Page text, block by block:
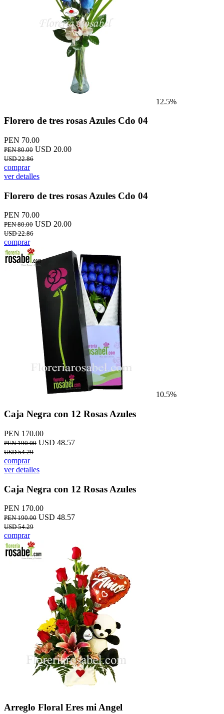
12.5%
Florero de tres rosas Azules Cdo 04
PEN 70.00
PEN 80.00 USD 20.00
USD 22.86
comprar
ver detalles
Florero de tres rosas Azules Cdo 04
PEN 70.00
PEN 80.00 USD 20.00
USD 22.86
comprar
10.5%
Caja Negra con 12 Rosas Azules
PEN 170.00
PEN 190.00 USD 48.57
USD 54.29
comprar
ver detalles
Caja Negra con 12 Rosas Azules
PEN 170.00
PEN 190.00 USD 48.57
USD 54.29
comprar
Arreglo Floral Eres mi Angel